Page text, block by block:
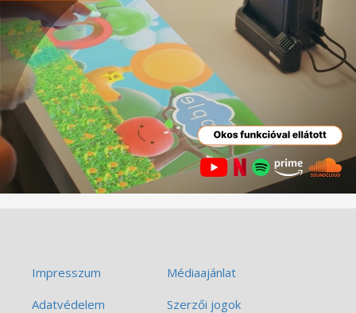
Impresszum
Médiaajánlat
Adatvédelem
Szerzői jogok